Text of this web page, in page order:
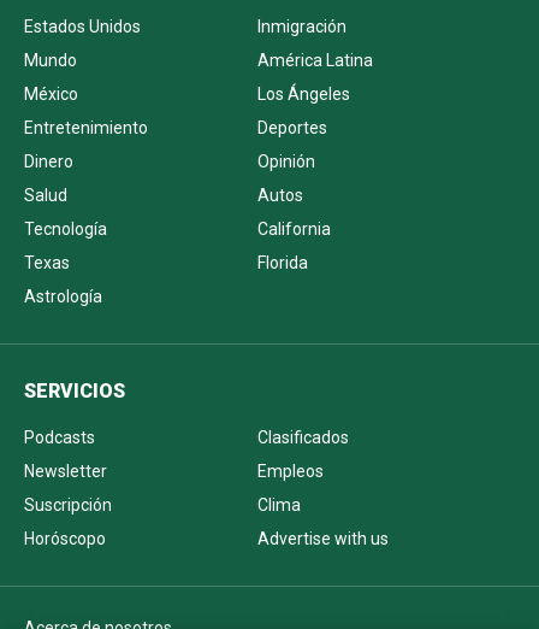
Estados Unidos
Inmigración
Mundo
América Latina
México
Los Ángeles
Entretenimiento
Deportes
Dinero
Opinión
Salud
Autos
Tecnología
California
Texas
Florida
Astrología
SERVICIOS
Podcasts
Clasificados
Newsletter
Empleos
Suscripción
Clima
Horóscopo
Advertise with us